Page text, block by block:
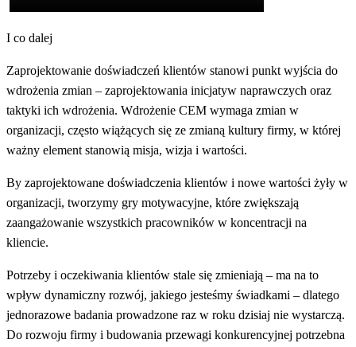
I co dalej
Zaprojektowanie doświadczeń klientów stanowi punkt wyjścia do
wdrożenia zmian – zaprojektowania inicjatyw naprawczych oraz
taktyki ich wdrożenia. Wdrożenie CEM wymaga zmian w
organizacji, często wiążących się ze zmianą kultury firmy, w której
ważny element stanowią misja, wizja i wartości.
By zaprojektowane doświadczenia klientów i nowe wartości żyły w
organizacji, tworzymy gry motywacyjne, które zwiększają
zaangażowanie wszystkich pracowników w koncentracji na
kliencie.
Potrzeby i oczekiwania klientów stale się zmieniają – ma na to
wpływ dynamiczny rozwój, jakiego jesteśmy świadkami – dlatego
jednorazowe badania prowadzone raz w roku dzisiaj nie wystarczą.
Do rozwoju firmy i budowania przewagi konkurencyjnej potrzebna